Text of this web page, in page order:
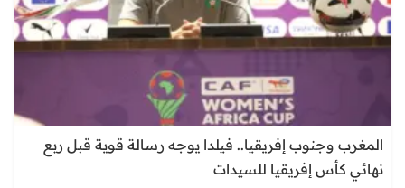
المغرب وجنوب إفريقيا.. فيلدا يوجه رسالة قوية قبل ربع
نهائي كأس إفريقيا للسيدات